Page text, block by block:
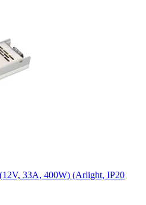
33A, 400W) (Arlight, IP20